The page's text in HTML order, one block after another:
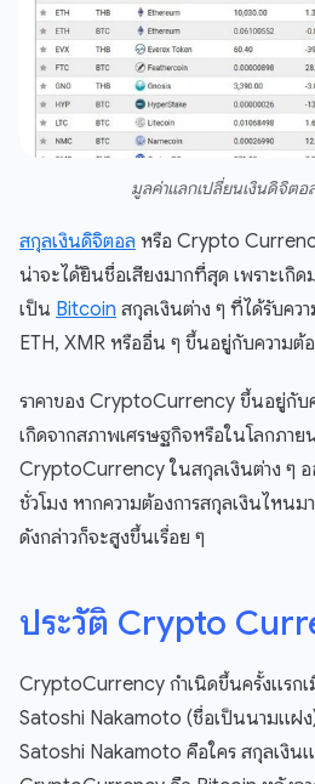
มูลค่าแลกเปลี่ยนเงินดิจิตอ
สกุลเงินดิจิตอล หรือ Crypto
น่าจะได้ยินชื่อเสียงมากที่สุด เพราะเกิ
เป็น Bitcoin สกุลเงินต่าง ๆ ที่ได้รับคว
ETH, XMR หรืออื่น ๆ ขึ้นอยู่กับความต้อ
ราคาของ CryptoCurrency ขึ้นอยู่กับ
เกิดจากสภาพเศรษฐกิจหรือในโลกภาย
CryptoCurrency ในสกุลเงินต่าง ๆ
ชั่วโมง หากความต้องการสกุลเงินไหน
ดังกล่าวก็จะสูงขึ้นเรื่อย ๆ
ประวัติ Crypto
CryptoCurrency กำเนิดขึ้นครั้งแรก
Satoshi Nakamoto (ชื่อเป็นนามแฝง
Satoshi Nakamoto คือใคร สกุลเงิน